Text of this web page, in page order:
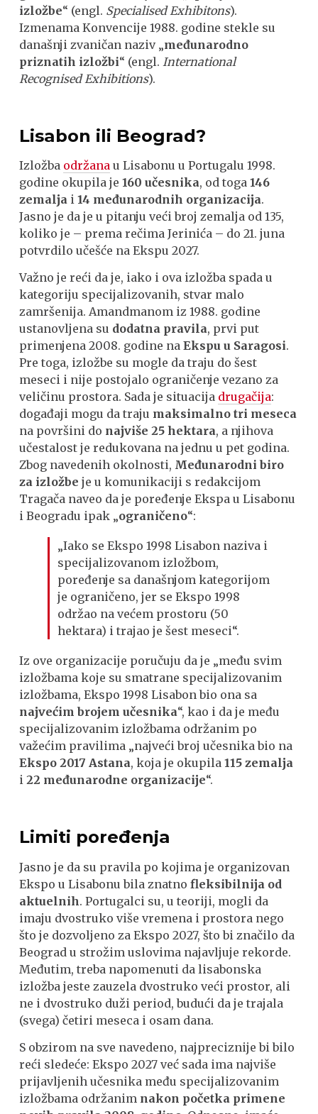
izložbe“ (engl. Specialised Exhibitons).
Izmenama Konvencije 1988. godine stekle su
današnji zvaničan naziv „međunarodno
priznatih izložbi“ (engl. International
Recognised Exhibitions).
Lisabon ili Beograd?
Izložba održana u Lisabonu u Portugalu 1998.
godine okupila je160 učesnika, od toga146
zemalja i14 međunarodnih organizacija.
Jasno je da je u pitanju veći broj zemalja od 135,
koliko je – prema rečima Jerinića – do 21. juna
potvrdilo učešće na Ekspu 2027.
Važno je reći da je, iako i ova izložba spada u
kategoriju specijalizovanih, stvar malo
zamršenija. Amandmanom iz 1988. godine
ustanovljena su dodatna pravila, prvi put
primenjena 2008. godine naEkspu u Saragosi.
Pre toga, izložbe su mogle da traju do šest
meseci i nije postojalo ograničenje vezano za
veličinu prostora. Sada je situacija drugačija:
događaji mogu da traju maksimalno tri meseca
na površini do najviše 25 hektara, a njihova
učestalost je redukovana na jednu u pet godina.
Zbog navedenih okolnosti, Međunarodni biro
za izložbe je u komunikaciji s redakcijom
Tragača naveo da je poređenje Ekspa u Lisabonu
i Beogradu ipak „ograničeno“:
„Iako se Ekspo 1998 Lisabon naziva i
specijalizovanom izložbom,
poređenje sa današnjom kategorijom
je ograničeno, jer se Ekspo 1998
održao na većem prostoru (50
hektara) i trajao je šest meseci“.
Iz ove organizacije poručuju da je „među svim
izložbama koje su smatrane specijalizovanim
izložbama, Ekspo 1998 Lisabon bio ona sa
najvećim brojem učesnika“, kao i da je među
specijalizovanim izložbama održanim po
važećim pravilima „najveći broj učesnika bio na
Ekspo 2017 Astana, koja je okupila115 zemalja
i22 međunarodne organizacije“.
Limiti poređenja
Jasno je da su pravila po kojima je organizovan
Ekspo u Lisabonu bila znatnofleksibilnija od
aktuelnih. Portugalci su, u teoriji, mogli da
imaju dvostruko više vremena i prostora nego
što je dozvoljeno za Ekspo 2027, što bi značilo da
Beograd u strožim uslovima najavljuje rekorde.
Međutim, treba napomenuti da lisabonska
izložba jeste zauzela dvostruko veći prostor, ali
ne i dvostruko duži period, budući da je trajala
(svega) četiri meseca i osam dana.
S obzirom na sve navedeno, najpreciznije bi bilo
reći sledeće: Ekspo 2027 već sada ima najviše
prijavljenih učesnika među specijalizovanim
izložbama održanim nakon početka primene